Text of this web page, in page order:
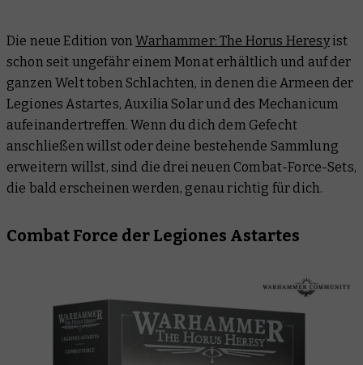
Die neue Edition vonWarhammer: The Horus Heresyist
schon seit ungefähr einem Monat erhältlich und auf der
ganzen Welt toben Schlachten, in denen die Armeen der
Legiones Astartes, Auxilia Solar und des Mechanicum
aufeinandertreffen. Wenn du dich dem Gefecht
anschließen willst oder deine bestehende Sammlung
erweitern willst, sind die drei neuen Combat-Force-Sets,
die bald erscheinen werden, genau richtig für dich.
Combat Force der Legiones Astartes